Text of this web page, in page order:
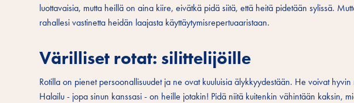
luottavaisia, mutta heillä on aina kiire, eivätkä pidä siitä, että heitä pidetään sylissä.
rahallesi vastinetta heidän laajasta käyttäytymisrepertuaaristaan.
Värilliset rotat: silittelijöille
Rotilla on pienet persoonallisuudet ja ne ovat kuuluisia älykkyydestään. He voivat
Halailu - jopa sinun kanssasi - on heille jotakin! Pidä niitä kuitenkin vähintään kaksin,